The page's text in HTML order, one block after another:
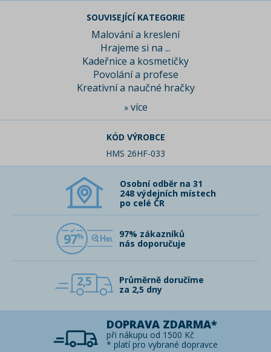
SOUVISEJÍCÍ KATEGORIE
Malování a kreslení
Hrajeme si na ...
Kadeřnice a kosmetičky
Povolání a profese
Kreativní a naučné hračky
» více
KÓD VÝROBCE
HMS 26HF-033
Osobní odběr na 31
248 výdejních místech
po celé ČR
97
97% zákazníků
nás doporučuje
2,5
Průměrně doručíme
za 2,5 dny
DOPRAVA ZDARMA*
při nákupu od 1500 Kč
* platí pro vybrané dopravce